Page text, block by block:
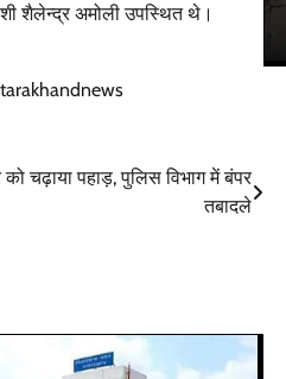
शैलेन्द्र अमोली उपस्थित थे।
चढ़ाया पहाड़, पुलिस विभाग में बंपर
तबादले
0